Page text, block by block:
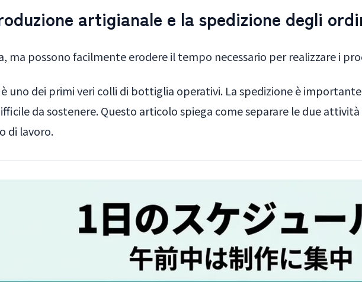
artigianale e la spedizione degli
ma possono facilmente erodere il tempo necessario per realizzare i
uno dei primi veri colli di bottiglia operativi. La spedizione è
da sostenere. Questo articolo spiega come separare le due
di lavoro.